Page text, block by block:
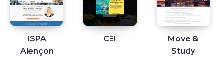
ISPA
Alençon
CEI
Move &
Study